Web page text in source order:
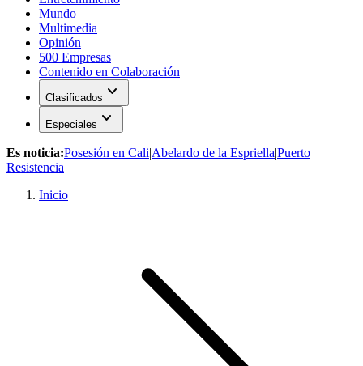
Mundo
Multimedia
Opinión
500 Empresas
Contenido en Colaboración
Clasificados expand_more
Especiales expand_more
Es noticia:Posesión en Cali|Abelardo de la Espriella|Puerto
Resistencia
Inicio